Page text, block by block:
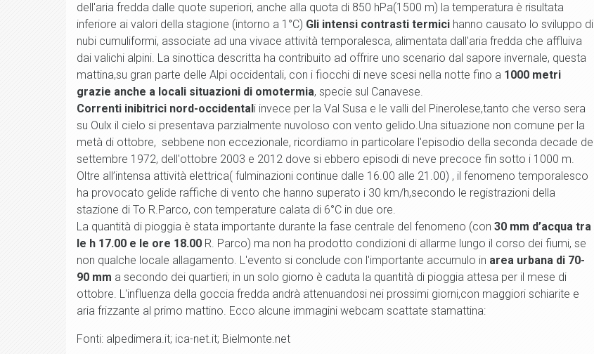
dell'aria fredda dalle quote superiori, anche alla quota di 850 hPa(1500 m) la temperatura è risultata
inferiore ai valori della stagione (intorno a 1°C) Gli intensi contrasti termici hanno causato lo sviluppo di
nubi cumuliformi, associate ad una vivace attività temporalesca, alimentata dall'aria fredda che affluiva
dai valichi alpini. La sinottica descritta ha contribuito ad offrire uno scenario dal sapore invernale, questa
mattina,su gran parte delle Alpi occidentali, con i fiocchi di neve scesi nella notte fino a 1000 metri
grazie anche a locali situazioni di omotermia, specie sul Canavese.
Correnti inibitrici nord-occidental i invece per la Val Susa e le valli del Pinerolese,tanto che verso sera
su Oulx il cielo si presentava parzialmente nuvoloso con vento gelido.Una situazione non comune per la
metà di ottobre, sebbene non eccezionale, ricordiamo in particolare l'episodio della seconda decade del
settembre 1972, dell'ottobre 2003 e 2012 dove si ebbero episodi di neve precoce fin sotto i 1000 m.
Oltre all’intensa attività elettrica( fulminazioni continue dalle 16.00 alle 21.00) , il fenomeno temporalesco
ha provocato gelide raffiche di vento che hanno superato i 30 km/h,secondo le registrazioni della
stazione di To R.Parco, con temperature calata di 6°C in due ore.
La quantità di pioggia è stata importante durante la fase centrale del fenomeno (con 30 mm d’acqua tra
le h 17.00 e le ore 18.00 R. Parco) ma non ha prodotto condizioni di allarme lungo il corso dei fiumi, se
non qualche locale allagamento. L'evento si conclude con l'importante accumulo in area urbana di 70-
90 mm a secondo dei quartieri; in un solo giorno è caduta la quantità di pioggia attesa per il mese di
ottobre. L'influenza della goccia fredda andrà attenuandosi nei prossimi giorni,con maggiori schiarite e
aria frizzante al primo mattino. Ecco alcune immagini webcam scattate stamattina:
Fonti: alpedimera.it; ica-net.it; Bielmonte.net